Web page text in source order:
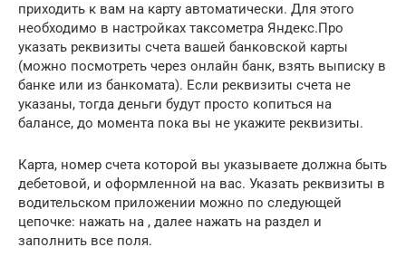
приходить к вам на карту автоматически. Для этого
необходимо в настройках таксометра Яндекс.Про
указать реквизиты счета вашей банковской карты
(можно посмотреть через онлайн банк, взять выписку в
банке или из банкомата). Если реквизиты счета не
указаны, тогда деньги будут просто копиться на
балансе, до момента пока вы не укажите реквизиты.
Карта, номер счета которой вы указываете должна быть
дебетовой, и оформленной на вас. Указать реквизиты в
водительском приложении можно по следующей
цепочке: нажать на , далее нажать на раздел и
заполнить все поля.